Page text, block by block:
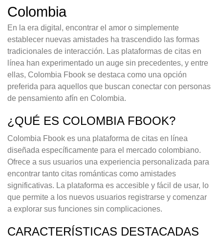
Colombia
En la era digital, encontrar el amor o simplemente
establecer nuevas amistades ha trascendido las formas
tradicionales de interacción. Las plataformas de citas en
línea han experimentado un auge sin precedentes, y entre
ellas, Colombia Fbook se destaca como una opción
preferida para aquellos que buscan conectar con personas
de pensamiento afín en Colombia.
¿QUÉ ES COLOMBIA FBOOK?
Colombia Fbook es una plataforma de citas en línea
diseñada específicamente para el mercado colombiano.
Ofrece a sus usuarios una experiencia personalizada para
encontrar tanto citas románticas como amistades
significativas. La plataforma es accesible y fácil de usar, lo
que permite a los nuevos usuarios registrarse y comenzar
a explorar sus funciones sin complicaciones.
CARACTERÍSTICAS DESTACADAS